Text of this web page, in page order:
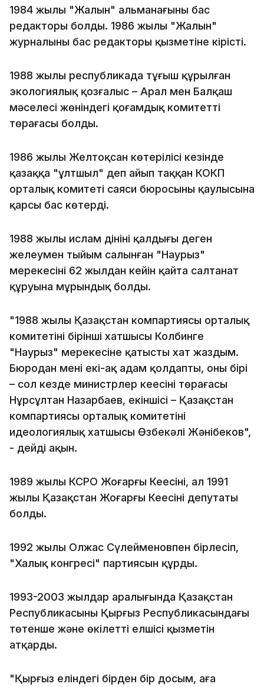
1984 жылы "Жалын" альманағының бас
редакторы болды. 1986 жылы "Жалын"
журналының бас редакторы қызметіне кірісті.
1988 жылы республикада тұңғыш құрылған
экологиялық қозғалыс – Арал мен Балқаш
мәселесі жөніндегі қоғамдық комитеттің
төрағасы болды.
1986 жылы Желтоқсан көтерілісі кезінде
қазаққа "ұлтшыл" деп айып таққан КОКП
орталық комитеті саяси бюросының қаулысына
қарсы бас көтерді.
1988 жылы ислам дінінің қалдығы деген
желеумен тыйым салынған "Наурыз"
мерекесінің 62 жылдан кейін қайта салтанат
құруына мұрындық болды.
"1988 жылы Қазақстан компартиясы орталық
комитетінің бірінші хатшысы Колбинге
"Наурыз" мерекесіне қатысты хат жаздым.
Бюродан мені екі-ақ адам қолдапты, оның бірі
– сол кезде министрлер кеңесінің төрағасы
Нұрсұлтан Назарбаев, екіншісі – Қазақстан
компартиясы орталық комитетінің
идеологиялық хатшысы Өзбекәлі Жәнібеков",
- дейді ақын.
1989 жылы КСРО Жоғарғы Кеңесінің, ал 1991
жылы Қазақстан Жоғарғы Кеңесінің депутаты
болды.
1992 жылы Олжас Сүлейменовпен бірлесіп,
"Халық конгресі" партиясын құрды.
1993-2003 жылдар аралығында Қазақстан
Республикасының Қырғыз Республикасындағы
төтенше және өкілетті елшісі қызметін
атқарды.
"Қырғыз еліндегі бірден бір досым, аға